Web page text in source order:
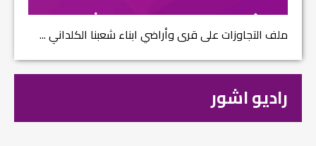
ملف التجاوزات على قرى وأراضي ابناء شعبنا الكلداني ...
راديو اشور